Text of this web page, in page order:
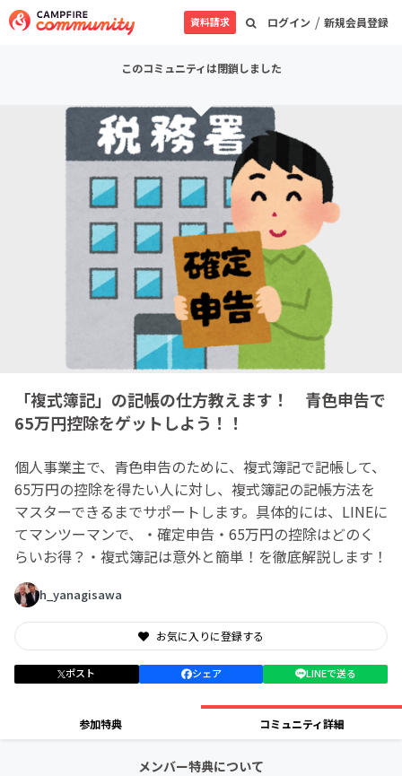
ログイン / 新規会員登録
資料請求
このコミュニティは閉鎖しました
「複式簿記」の記帳の仕方教えます！ 青色申告で
65万円控除をゲットしよう！！
個人事業主で、青色申告のために、複式簿記で記帳して、
65万円の控除を得たい人に対し、複式簿記の記帳方法を
マスターできるまでサポートします。具体的には、LINEに
てマンツーマンで、・確定申告・65万円の控除はどのく
らいお得？・複式簿記は意外と簡単！を徹底解説します！
h_yanagisawa
お気に入りに登録する
ポスト シェア LINEで送る
参加特典 コミュニティ詳細
メンバー特典について